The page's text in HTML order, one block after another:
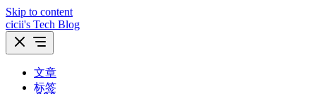
Skip to content
cicii's Tech Blog
文章
标签